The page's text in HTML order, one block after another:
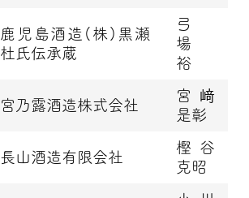
鹿児島酒造(株)黒瀬
杜氏伝承蔵
弓
場
裕
宮乃露酒造株式会社
宮﨑
是彰
長山酒造有限会社
樫谷
克昭